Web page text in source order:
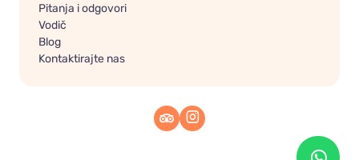
Pitanja i odgovori
Vodič
Blog
Kontaktirajte nas